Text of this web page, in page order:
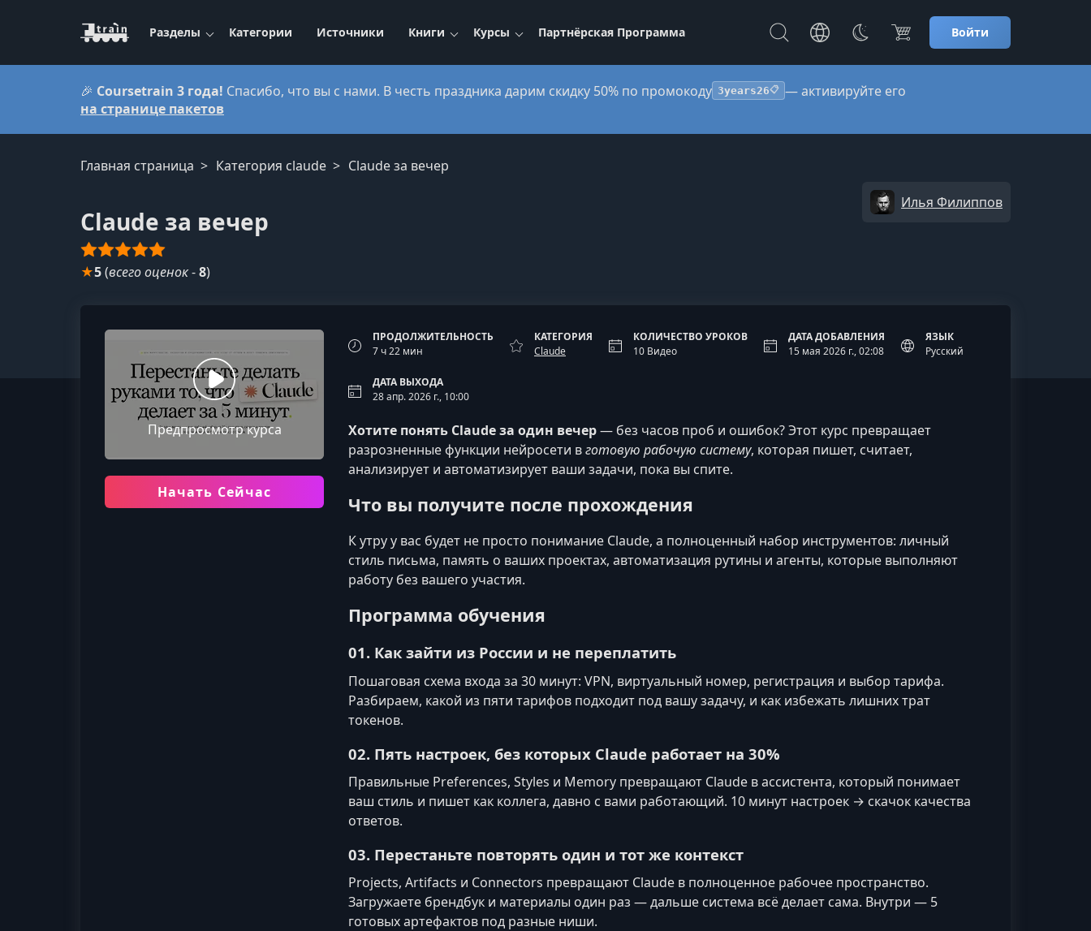
Разделы Категории Источники Книги Курсы Партнёрская Программа Войти
🎉 Coursetrain 3 года! Спасибо, что вы с нами. В честь праздника дарим скидку 50% по промокоду 3years26📋 — активируйте его
на странице пакетов
Главная страница Категория claude Claude за вечер
Claude за вечер
Илья Филиппов
★5(всего оценок-8)
Предпросмотр курса
Начать Сейчас
ПРОДОЛЖИТЕЛЬНОСТЬ
7 ч 22 мин
КАТЕГОРИЯ
Claude
КОЛИЧЕСТВО УРОКОВ
10 Видео
ДАТА ДОБАВЛЕНИЯ
15 мая 2026 г., 02:08
ЯЗЫК
Русский
ДАТА ВЫХОДА
28 апр. 2026 г., 10:00
Хотите понять Claude за один вечер— без часов проб и ошибок? Этот курс превращает
разрозненные функции нейросети вготовую рабочую систему, которая пишет, считает,
анализирует и автоматизирует ваши задачи, пока вы спите.
Что вы получите после прохождения
К утру у вас будет не просто понимание Claude, а полноценный набор инструментов: личный
стиль письма, память о ваших проектах, автоматизация рутины и агенты, которые выполняют
работу без вашего участия.
Программа обучения
01. Как зайти из России и не переплатить
Пошаговая схема входа за 30 минут: VPN, виртуальный номер, регистрация и выбор тарифа.
Разбираем, какой из пяти тарифов подходит под вашу задачу, и как избежать лишних трат
токенов.
02. Пять настроек, без которых Claude работает на 30%
Правильные Preferences, Styles и Memory превращают Claude в ассистента, который понимает
ваш стиль и пишет как коллега, давно с вами работающий. 10 минут настроек → скачок качества
ответов.
03. Перестаньте повторять один и тот же контекст
Projects, Artifacts и Connectors превращают Claude в полноценное рабочее пространство.
Загружаете брендбук и материалы один раз — дальше система всё делает сама. Внутри — 5
готовых артефактов под разные ниши.